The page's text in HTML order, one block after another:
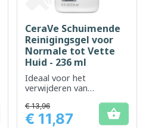
CeraVe Schuimende
Reinigingsgel voor
Normale tot Vette
Huid - 236 ml
Ideaal voor het
verwijderen van
talg en make-up op de
gevoelige huid.
Prijs
€ 13,96
€ 11,87 